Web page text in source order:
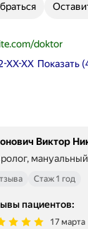
doktor
XX-XX Показать
Виктор
Стаж 1 год
пациентов:
17 марта